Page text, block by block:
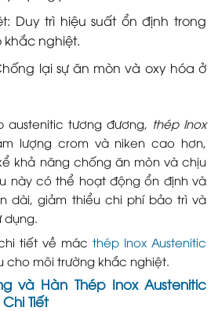
Duy trì hiệu suất ổn định trong
khắc nghiệt.
lại sự ăn mòn và oxy hóa ở
tương đương, thép Inox
lượng crom và niken cao hơn,
khả năng chống ăn mòn và chịu
này có thể hoạt động ổn định và
dài, giảm thiểu chi phí bảo trì và
tiết về mác thép Inox Austenitic
cho môi trường khắc nghiệt.
và Hàn Thép Inox Austenitic
Tiết